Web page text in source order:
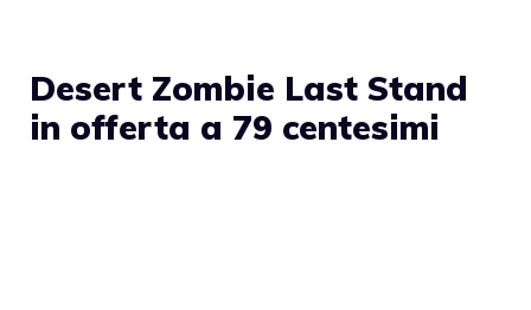
Desert Zombie Last Stand
in offerta a 79 centesimi